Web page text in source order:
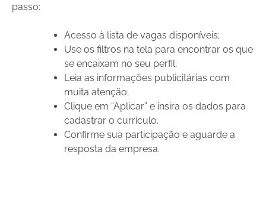
passo:
Acesso à lista de vagas disponíveis;
Use os filtros na tela para encontrar os que
se encaixam no seu perfil;
Leia as informações publicitárias com
muita atenção;
Clique em “Aplicar” e insira os dados para
cadastrar o currículo.
Confirme sua participação e aguarde a
resposta da empresa.